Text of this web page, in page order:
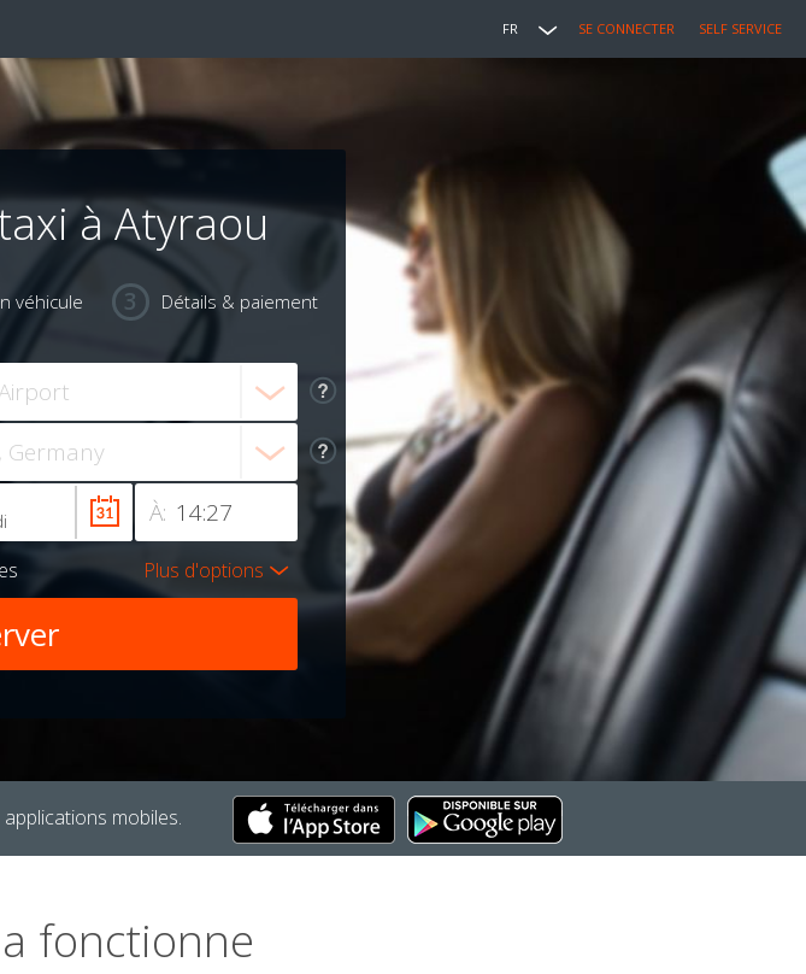
FR SE CONNECTER SELF SERVICE
à Atyraou
véhicule Détails & paiement
À:
Plus d'options
mobiles.
fonctionne